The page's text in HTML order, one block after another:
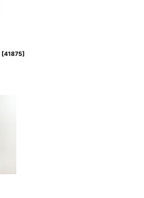
[41875]